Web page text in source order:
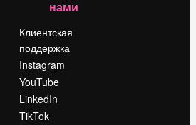
нами
Клиентская
поддержка
Instagram
YouTube
LinkedIn
TikTok